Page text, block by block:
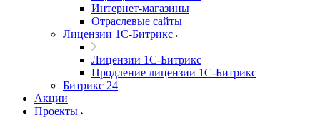
Интернет-магазины
Отраслевые сайты
Лицензии 1С-Битрикс
Лицензии 1С-Битрикс
Продление лицензии 1С-Битрикс
Битрикс 24
Акции
Проекты